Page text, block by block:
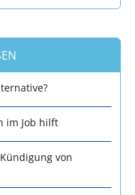
im Job hilft
von